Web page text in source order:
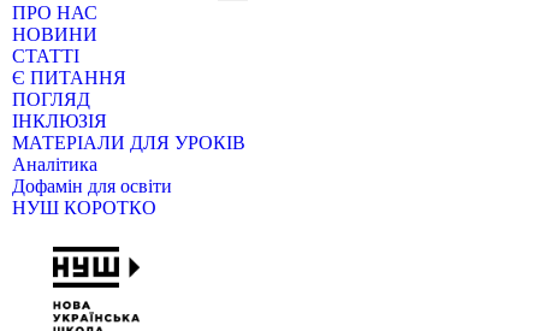
ПРО НАС
НОВИНИ
СТАТТІ
Є ПИТАННЯ
ПОГЛЯД
ІНКЛЮЗІЯ
МАТЕРІАЛИ ДЛЯ УРОКІВ
Аналітика
Дофамін для освіти
НУШ КОРОТКО